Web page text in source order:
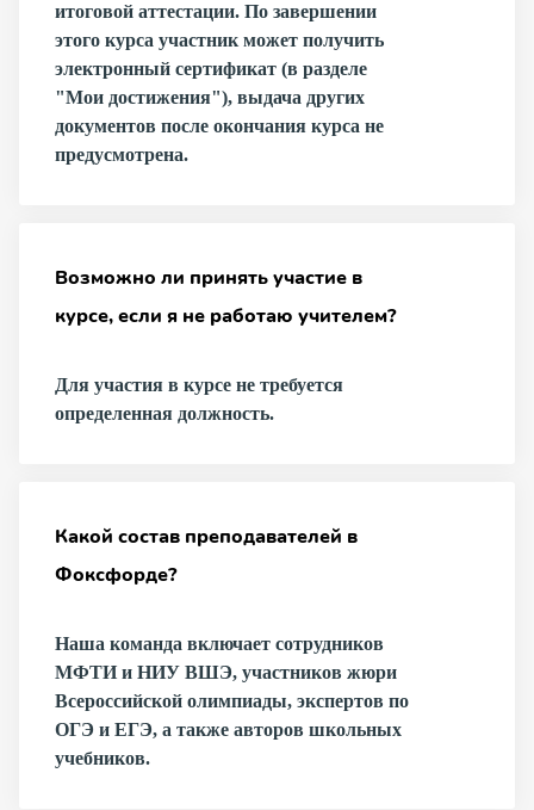
итоговой аттестации. По завершении
этого курса участник может получить
электронный сертификат (в разделе
"Мои достижения"), выдача других
документов после окончания курса не
предусмотрена.
Возможно ли принять участие в
курсе, если я не работаю учителем?
Для участия в курсе не требуется
определенная должность.
Какой состав преподавателей в
Фоксфорде?
Наша команда включает сотрудников
МФТИ и НИУ ВШЭ, участников жюри
Всероссийской олимпиады, экспертов по
ОГЭ и ЕГЭ, а также авторов школьных
учебников.